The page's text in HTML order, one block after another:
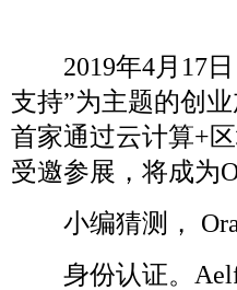
2019年4月17日
支持”为主题的创
首家通过云计算+
受邀参展，将成为
小编猜测，
身份认证。Aelf